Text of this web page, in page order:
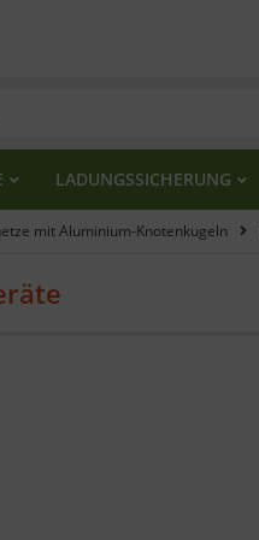
LADUNGSSICHERUNG
mit Aluminium-Knotenkugeln